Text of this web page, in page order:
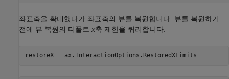
좌표축을 확대했다가 좌표축의 뷰를 복원합니다. 뷰를 복원하기
전에 뷰 복원의 디폴트 x축 제한을 쿼리합니다.